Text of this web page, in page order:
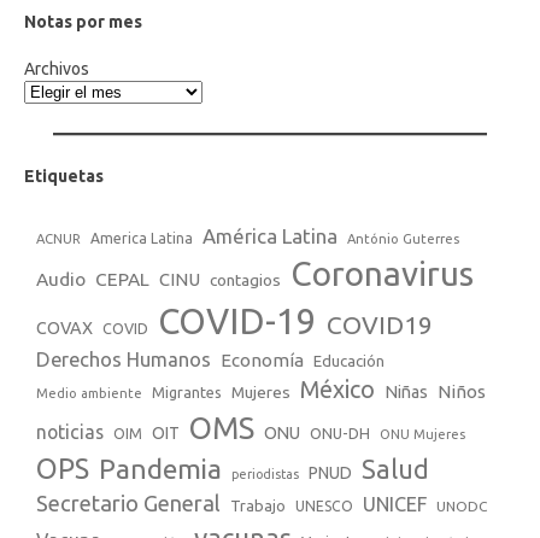
Notas por mes
Archivos
Etiquetas
ACNUR America Latina América Latina António Guterres
Audio CEPAL CINU contagios Coronavirus
COVAX COVID COVID-19 COVID19
Derechos Humanos Economía Educación
Medio ambiente Migrantes Mujeres México Niñas Niños
noticias OIM OIT OMS ONU ONU-DH ONU Mujeres
OPS Pandemia periodistas PNUD Salud
Secretario General Trabajo UNESCO UNICEF UNODC